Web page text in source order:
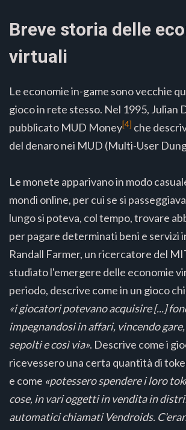
Breve storia delle
virtuali
Le economie in-game sono vecchie
gioco in rete stesso. Nel 1995, Julian
pubblicato MUD Money[4] che
del denaro nei MUD (Multi-User
Le monete apparivano in modo
mondi online, per cui se si
lungo si poteva, col tempo, trovare
per pagare determinati beni e servizi
Randall Farmer, un ricercatore del
studiato l'emergere delle economie
periodo, descrive come in un gioco
«i giocatori potevano acquisire [...]
impegnandosi in affari, vincendo
sepolti e così via». Descrive come i
ricevessero una certa quantità di
e come «potessero spendere i loro
cose, in vari oggetti in vendita in
automatici chiamati Vendroids.